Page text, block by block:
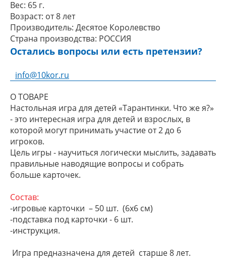
Вес: 65 г.
Возраст: от 8 лет
Производитель: Десятое Королевство
Страна производства: РОССИЯ
Остались вопросы или есть претензии?
info@10kor.ru
О ТОВАРЕ
Настольная игра для детей «Тарантинки. Что же я?»
- это интересная игра для детей и взрослых, в
которой могут принимать участие от 2 до 6
игроков.
Цель игры - научиться логически мыслить, задавать
правильные наводящие вопросы и собрать
больше карточек.
Состав:
-игровые карточки – 50 шт. (6х6 см)
-подставка под карточки - 6 шт.
-инструкция.
Игра предназначена для детей старше 8 лет.